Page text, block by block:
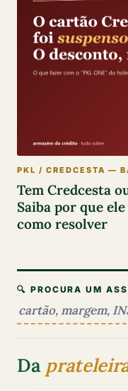
PKL / CREDCESTA —
Tem Credcesta
Saiba por que
como resolver
🔍 PROCURA UM
Da